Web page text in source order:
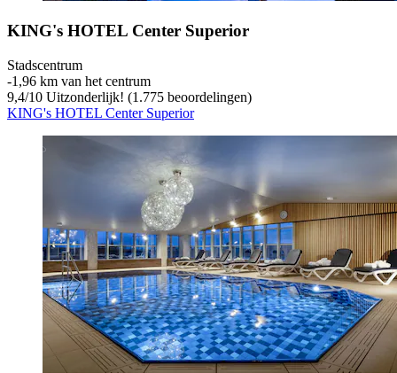
KING's HOTEL Center Superior
Stadscentrum
‐1,96 km van het centrum
9,4/10 Uitzonderlijk! (1.775 beoordelingen)
KING's HOTEL Center Superior